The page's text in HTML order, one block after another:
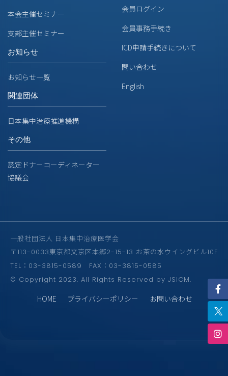
本会主催セミナー
支部主催セミナー
お知らせ
お知らせ一覧
関連団体
日本集中治療推進機構
その他
認定ドナーコーディネーター
協議会
会員ログイン
会員事務手続き
ICD申請手続きについて
問い合わせ
English
一般社団法人 日本集中治療医学会
〒113-0033東京都文京区本郷2-15-13 お茶の水ウイングビル10F
TEL：03-3815-0589 FAX：03-3815-0585
© Copyright 2023. All Rights Reserved by JSICM.
HOME プライバシーポリシー お問い合わせ